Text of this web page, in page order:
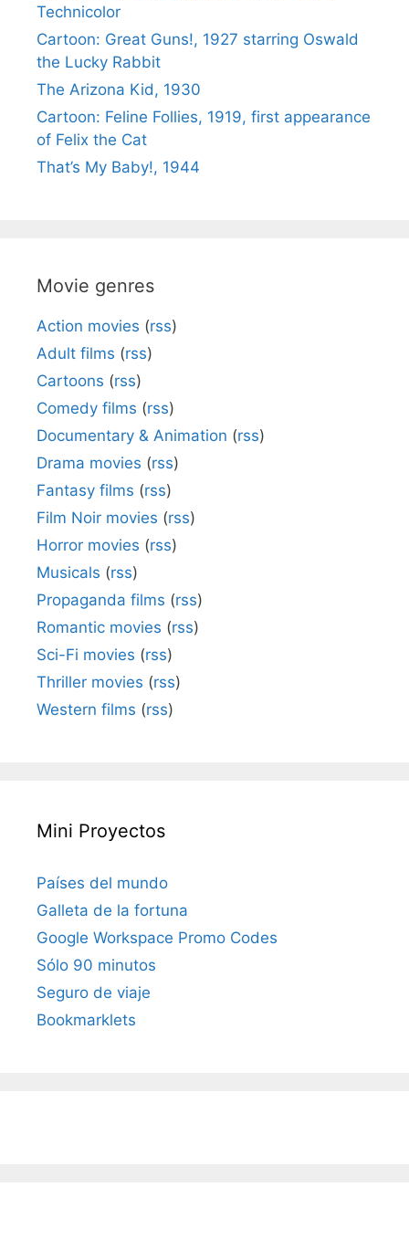
Technicolor
Cartoon: Great Guns!, 1927 starring Oswald
the Lucky Rabbit
The Arizona Kid, 1930
Cartoon: Feline Follies, 1919, first appearance
of Felix the Cat
That’s My Baby!, 1944
Movie genres
Action movies (rss)
Adult films (rss)
Cartoons (rss)
Comedy films (rss)
Documentary & Animation (rss)
Drama movies (rss)
Fantasy films (rss)
Film Noir movies (rss)
Horror movies (rss)
Musicals (rss)
Propaganda films (rss)
Romantic movies (rss)
Sci-Fi movies (rss)
Thriller movies (rss)
Western films (rss)
Mini Proyectos
Países del mundo
Galleta de la fortuna
Google Workspace Promo Codes
Sólo 90 minutos
Seguro de viaje
Bookmarklets